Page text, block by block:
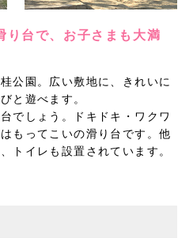
り台で、お子さまも大満
公園。広い敷地に、きれいに
と遊べます。
でしょう。ドキドキ・ワクワ
もってこいの滑り台です。他
トイレも設置されています。